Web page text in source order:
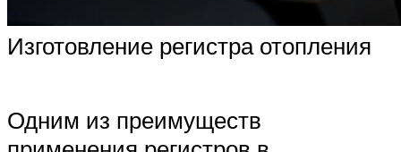
Изготовление регистра отопления
Одним из преимуществ